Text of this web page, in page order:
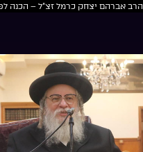
הרב אברהם יצחק כרמל זצ”ל – הכנה